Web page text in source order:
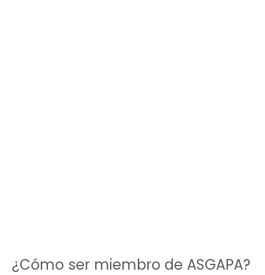
¿Cómo ser miembro de ASGAPA?